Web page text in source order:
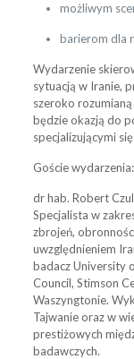
możliwym
barierom dla
Wydarzenie
sytuacją w Iranie,
szeroko
będzie okazją do
specjalizującymi
Goście wydarzenia:
dr hab. Robert
Specjalista w
zbrojeń,
uwzględnieniem
badacz University
Council, Stimson
Waszyngtonie.
Tajwanie oraz w
prestiżowych
badawczych.